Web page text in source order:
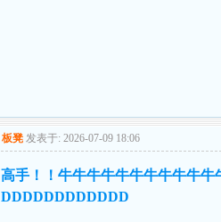
板凳 发表于: 2026-07-09 18:06
高手！！牛牛牛牛牛牛牛牛牛牛
DDDDDDDDDDDD